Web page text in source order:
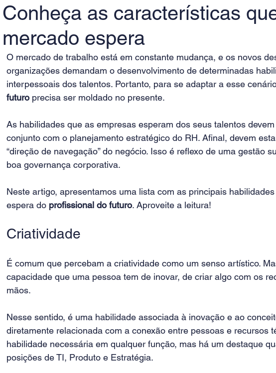
Responsabilidade Social
Conheça as características
mercado espera
O mercado de trabalho está em constante mudança, e os novos
organizações demandam o desenvolvimento de determinadas
interpessoais dos talentos. Portanto, para se adaptar a esse
futuro precisa ser moldado no presente.
As habilidades que as empresas esperam dos seus talentos
conjunto com o planejamento estratégico do RH. Afinal, devem
“direção de navegação” do negócio. Isso é reflexo de uma gestão
boa governança corporativa.
Neste artigo, apresentamos uma lista com as principais
espera do profissional do futuro. Aproveite a leitura!
Criatividade
É comum que percebam a criatividade como um senso artístico.
capacidade que uma pessoa tem de inovar, de criar algo com os
mãos.
Nesse sentido, é uma habilidade associada à inovação e ao
diretamente relacionada com a conexão entre pessoas e recursos
habilidade necessária em qualquer função, mas há um destaque
posições de TI, Produto e Estratégia.